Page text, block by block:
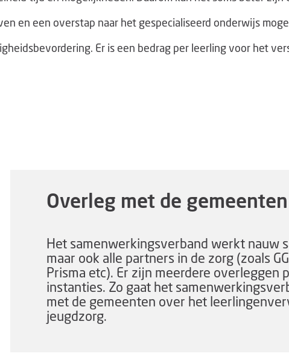
en een overstap naar het gespecialiseerd onderwijs
Er is een bedrag per leerling voor het
Overleg met de gemeenten
Het samenwerkingsverband werkt nauw
maar ook alle partners in de zorg (zoals
Prisma etc). Er zijn meerdere overleggen
instanties. Zo gaat het
met de gemeenten over het
jeugdzorg.